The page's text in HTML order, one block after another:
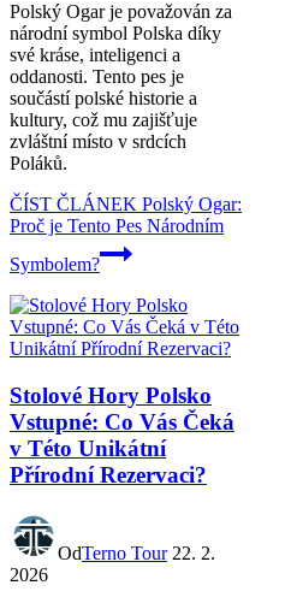
Polský Ogar je považován za
národní symbol Polska díky
své kráse, inteligenci a
oddanosti. Tento pes je
součástí polské historie a
kultury, což mu zajišťuje
zvláštní místo v srdcích
Poláků.
ČÍST ČLÁNEK Polský Ogar:
Proč je Tento Pes Národním
Symbolem?
Stolové Hory Polsko
Vstupné: Co Vás Čeká
v Této Unikátní
Přírodní Rezervaci?
OdTerno Tour 22. 2.
2026